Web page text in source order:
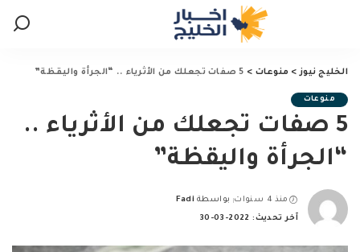
الخليج نيوز> منوعات > 5 صفات تجعلك من الأثرياء .. “الجرأة واليقظة”
منوعات
5 صفات تجعلك من الأثرياء ..
“الجرأة واليقظة”
منذ 4 سنوات
Posted
by
بواسطة Fadi
آخر تحديث: 2022-03-30